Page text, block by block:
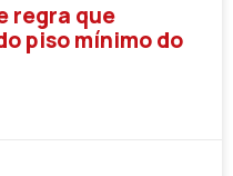
regra que
piso mínimo do